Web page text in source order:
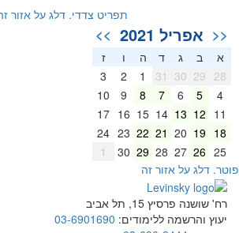
תפריט צדדי. דלג על אזור זה
<< אפריל 2021 >>
א ב ג ד ה
ז
28
29
30
31
2
3
4
5
6
7
8
9
10
11
12
13
14
15
16
17
18
19
20
21
22
23
24
25
26
27
28
29
30
דלג על אזור זה
רח' שושנה פרסיץ 15, תל אביב
יעוץ והרשמה ללימודים: 03-6901690